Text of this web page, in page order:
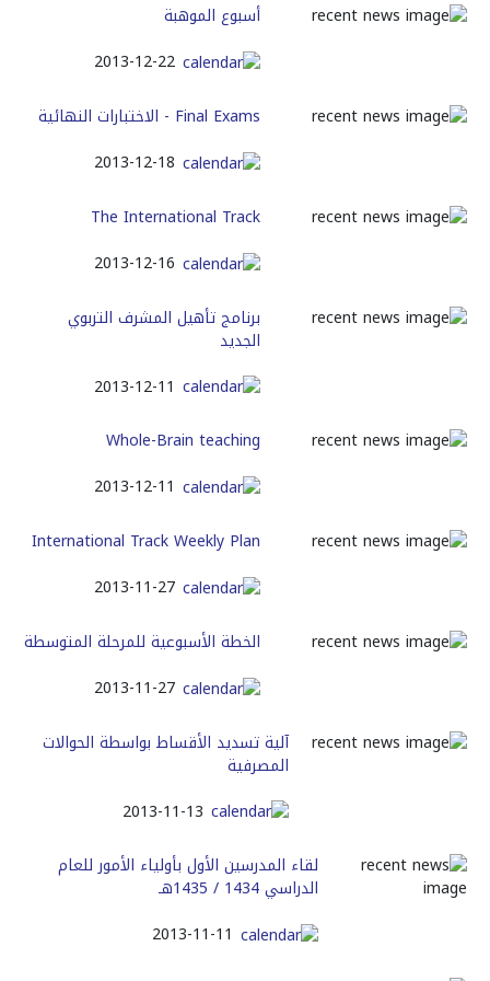
أسبوع الموهبة
2013-12-22
Final Exams - الاختبارات النهائية
2013-12-18
The International Track
2013-12-16
برنامج تأهيل المشرف التربوي
الجديد
2013-12-11
Whole-Brain teaching
2013-12-11
International Track Weekly Plan
2013-11-27
الخطة الأسبوعية للمرحلة المتوسطة
2013-11-27
آلية تسديد الأقساط بواسطة الحوالات
المصرفية
2013-11-13
لقاء المدرسين الأول بأولياء الأمور للعام
الدراسي 1434 / 1435هـ
2013-11-11